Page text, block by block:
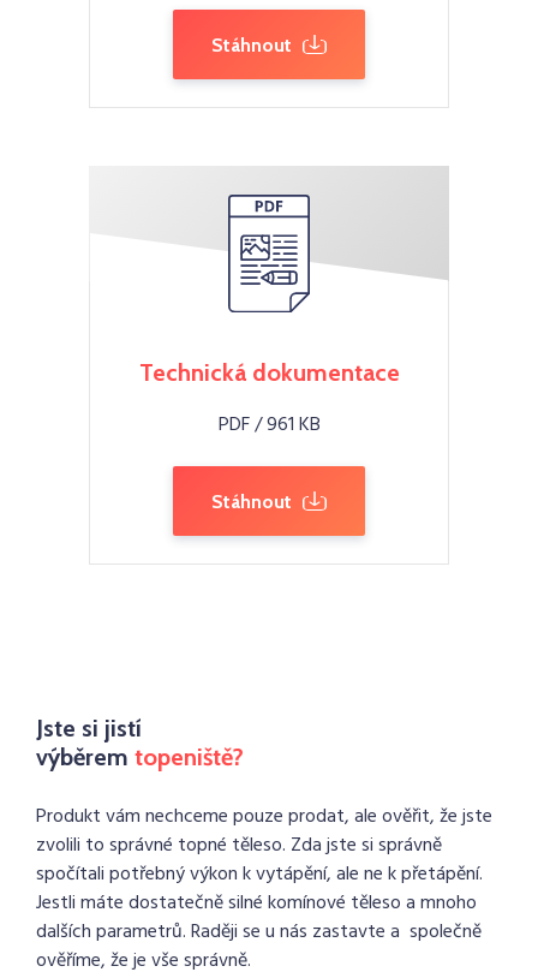
Stáhnout
Technická dokumentace
PDF / 961 KB
Stáhnout
Jste si jistí
výběrem topeniště?
Produkt vám nechceme pouze prodat, ale ověřit, že jste
zvolili to správné topné těleso. Zda jste si správně
spočítali potřebný výkon k vytápění, ale ne k přetápění.
Jestli máte dostatečně silné komínové těleso a mnoho
dalších parametrů. Raději se u nás zastavte a společně
ověříme, že je vše správně.